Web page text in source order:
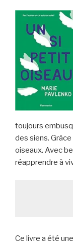
toujours
des siens. Grâce
oiseaux. Avec
réapprendre à
Ce livre a été